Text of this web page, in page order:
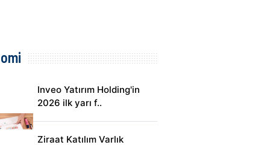
Inveo Yatırım Holding'in
2026 ilk yarı f..
Ziraat Katılım Varlık